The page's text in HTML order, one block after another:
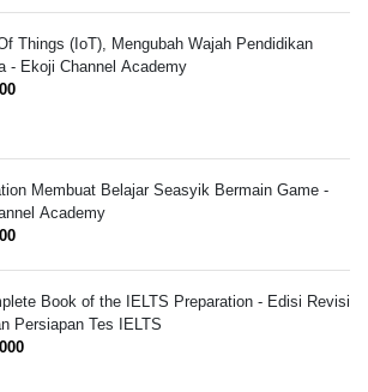
Things (IoT), Mengubah Wajah Pendidikan
- Ekoji Channel Academy
Membuat Belajar Seasyik Bermain Game -
Academy
Book of the IELTS Preparation - Edisi Revisi
Persiapan Tes IELTS